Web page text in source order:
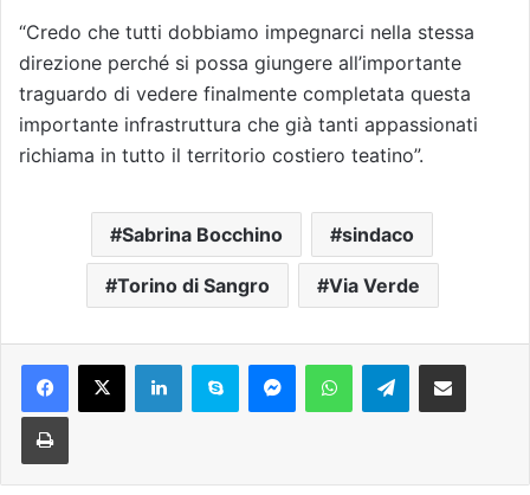
“Credo che tutti dobbiamo impegnarci nella stessa
direzione perché si possa giungere all’importante
traguardo di vedere finalmente completata questa
importante infrastruttura che già tanti appassionati
richiama in tutto il territorio costiero teatino”.
Sabrina Bocchino sindaco
Torino di Sangro Via Verde
Telegram